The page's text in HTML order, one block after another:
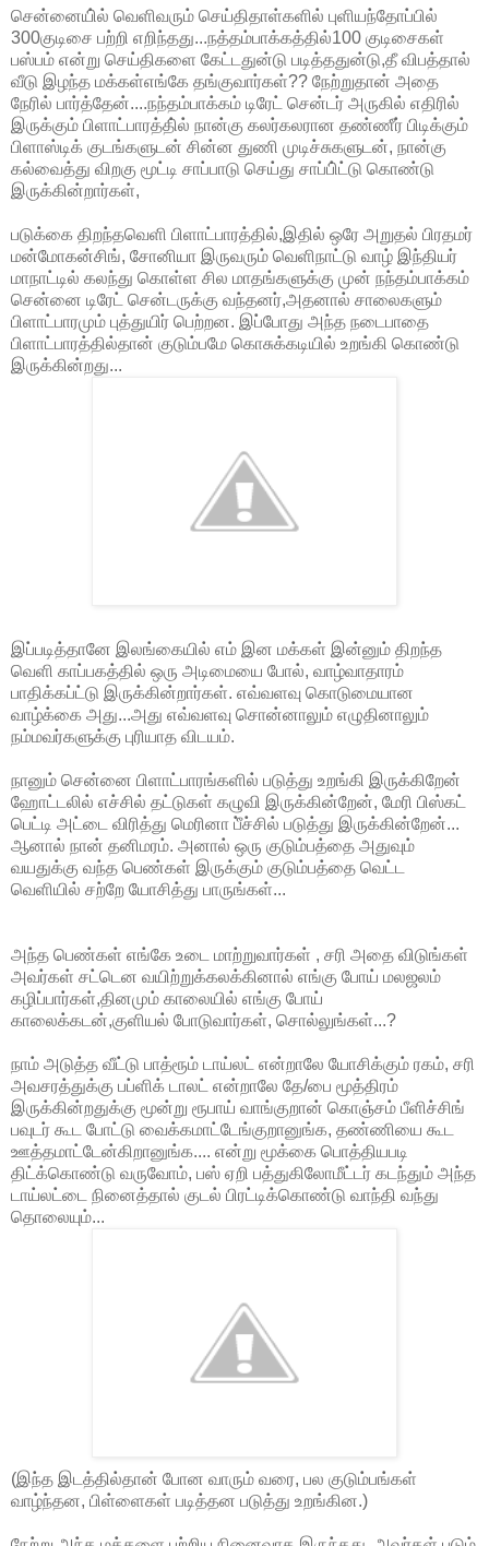
சென்னையி்ல் வெளிவரும் செய்திதாள்களில் புளியந்தோப்பில்
300குடிசை பற்றி எறிந்தது...நத்தம்பாக்கத்தில்100 குடிசைகள்
பஸ்பம் என்று செய்திகளை கேட்டதுன்டு படித்ததுன்டு,தீ விபத்தால்
வீடு இழந்த மக்கள்எங்கே தங்குவார்கள்?? நேற்றுதான் அதை
நேரில் பார்த்தேன்....நந்தம்பாக்கம் டிரேட் சென்டர் அருகில் எதிரில்
இருக்கும் பிளாட்பாரத்தி்ல் நான்கு கலர்கலரான தண்ணீர் பிடிக்கும்
பிளாஸ்டிக் குடங்களுடன் சின்ன துணி முடிச்சுகளுடன், நான்கு
கல்வைத்து விறகு மூட்டி சாப்பாடு செய்து சாப்பி்ட்டு கொண்டு
இருக்கின்றார்கள்,
படுக்கை திறந்தவெளி பிளாட்பாரத்தில்,இதில் ஒரே அறுதல் பிரதமர்
மன்மோகன்சிங், சோனியா இருவரும் வெளிநாட்டு வாழ் இந்தியர்
மாநாட்டில் கலந்து கொள்ள சில மாதங்களுக்கு முன் நந்தம்பாக்கம்
சென்னை டிரேட் சென்டருக்கு வந்தனர்,அதனால் சாலைகளும்
பிளாட்பாரமும் புத்துயிர் பெற்றன. இப்போது அந்த நடைபாதை
பிளாட்பாரத்தில்தான் குடும்பமே கொசுக்கடியில் உறங்கி கொண்டு
இருக்கின்றது...
இப்படித்தானே இலங்கையில் எம் இன மக்கள் இன்னும் திறந்த
வெளி காப்பகத்தில் ஒரு அடிமையை போல், வாழ்வாதாரம்
பாதிக்கப்ட்டு இருக்கின்றார்கள். எவ்வளவு கொடுமையான
வாழ்க்கை அது...அது எவ்வளவு சொன்னாலும் எழுதினாலும்
நம்மவர்களுக்கு புரியாத விடயம்.
நானும் சென்னை பிளாட்பாரங்களில் படுத்து உறங்கி இருக்கிறேன்
ஹோட்டலில் எச்சில் தட்டுகள் கழுவி இருக்கின்றேன், மேரி பிஸ்கட்
பெட்டி அட்டை விரித்து மெரினா பீ்ச்சில் படுத்து இருக்கின்றேன்...
ஆனால் நான் தனிமரம். அனால் ஒரு குடும்பத்தை அதுவும்
வயதுக்கு வந்த பெண்கள் இருக்கும் குடும்பத்தை வெட்ட
வெளியில் சற்றே யோசித்து பாருங்கள்...
அந்த பெண்கள் எங்கே உடை மாற்றுவார்கள் , சரி அதை விடுங்கள்
அவர்கள் சட்டென வயிற்றுக்கலக்கினால் எங்கு போய் மலஜலம்
கழிப்பார்கள்,தினமும் காலையில் எங்கு போய்
காலைக்கடன்,குளியல் போடுவார்கள், சொல்லுங்கள்...?
நாம் அடுத்த வீட்டு பாத்ரூம் டாய்லட் என்றாலே யோசிக்கும் ரகம், சரி
அவசரத்துக்கு பப்ளிக் டாலட் என்றாலே தே/பை மூத்திரம்
இருக்கின்றதுக்கு மூன்று ரூபாய் வாங்குறான் கொஞ்சம் பீளிச்சிங்
பவுடர் கூட போட்டு வைக்கமாட்டேங்குறானுங்க, தண்ணியை கூட
ஊத்தமாட்டேன்கிறானுங்க.... என்று மூக்கை பொத்தியபடி
திட்க்கொண்டு வருவோம், பஸ் ஏறி பத்துகிலோமீட்டர் கடந்தும் அந்த
டாய்லட்டை நினைத்தால் குடல் பிரட்டிக்கொண்டு வாந்தி வந்து
தொலையும்...
(இந்த இடத்தில்தான் போன வாரும் வரை, பல குடும்பங்கள்
வாழ்ந்தன, பிள்ளைகள் படித்தன படுத்து உறங்கின.)